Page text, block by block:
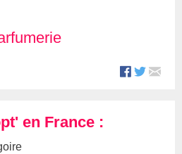
en France :